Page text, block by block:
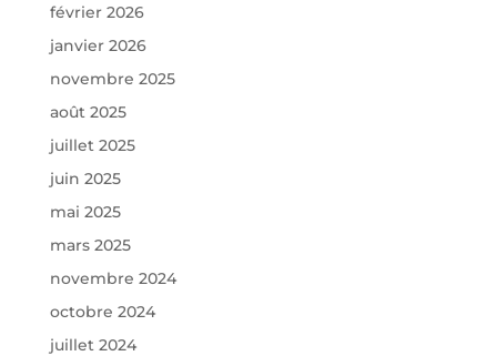
février 2026
janvier 2026
novembre 2025
août 2025
juillet 2025
juin 2025
mai 2025
mars 2025
novembre 2024
octobre 2024
juillet 2024